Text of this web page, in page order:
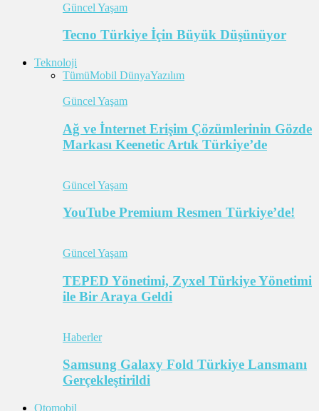
Güncel Yaşam
Tecno Türkiye İçin Büyük Düşünüyor
Teknoloji
TümüMobil DünyaYazılım
Güncel Yaşam
Ağ ve İnternet Erişim Çözümlerinin Gözde
Markası Keenetic Artık Türkiye’de
Güncel Yaşam
YouTube Premium Resmen Türkiye’de!
Güncel Yaşam
TEPED Yönetimi, Zyxel Türkiye Yönetimi
ile Bir Araya Geldi
Haberler
Samsung Galaxy Fold Türkiye Lansmanı
Gerçekleştirildi
Otomobil